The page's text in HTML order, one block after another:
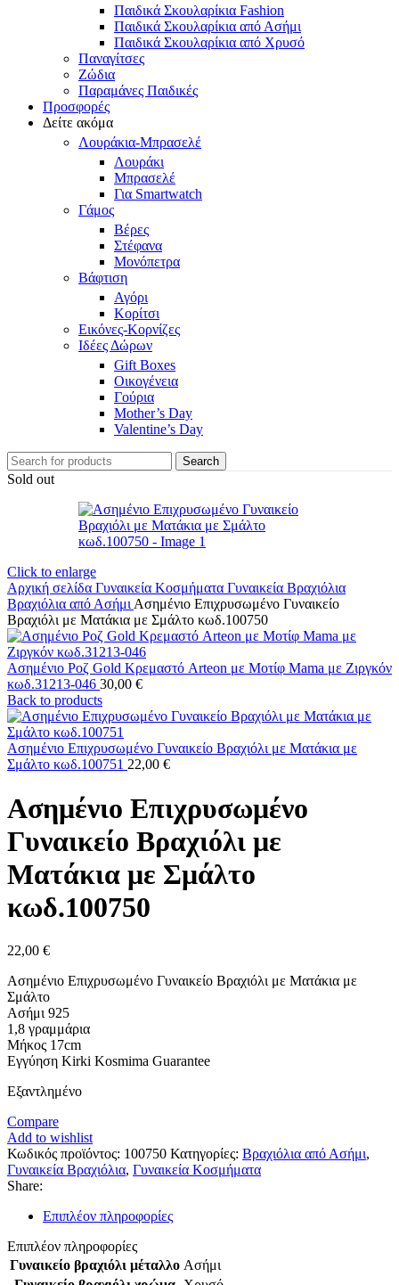
Παιδικά Σκουλαρίκια Fashion
Παιδικά Σκουλαρίκια από Ασήμι
Παιδικά Σκουλαρίκια από Χρυσό
Παναγίτσες
Ζώδια
Παραμάνες Παιδικές
Προσφορές
Δείτε ακόμα
Λουράκια-Μπρασελέ
Λουράκι
Μπρασελέ
Για Smartwatch
Γάμος
Βέρες
Στέφανα
Μονόπετρα
Βάφτιση
Αγόρι
Κορίτσι
Εικόνες-Κορνίζες
Ιδέες Δώρων
Gift Boxes
Οικογένεια
Γούρια
Mother’s Day
Valentine’s Day
Search
Sold out
Click to enlarge
Αρχική σελίδα Γυναικεία Κοσμήματα Γυναικεία Βραχιόλια
Βραχιόλια από Ασήμι Ασημένιο Επιχρυσωμένο Γυναικείο
Βραχιόλι με Ματάκια με Σμάλτο κωδ.100750
Ασημένιο Ροζ Gold Κρεμαστό Arteon με Μοτίφ Mama με Ζιργκόν
κωδ.31213-046 30,00 €
Back to products
Ασημένιο Επιχρυσωμένο Γυναικείο Βραχιόλι με Ματάκια με
Σμάλτο κωδ.100751 22,00 €
Ασημένιο Επιχρυσωμένο
Γυναικείο Βραχιόλι με
Ματάκια με Σμάλτο
κωδ.100750
22,00 €
Ασημένιο Επιχρυσωμένο Γυναικείο Βραχιόλι με Ματάκια με
Σμάλτο
Ασήμι 925
1,8 γραμμάρια
Μήκος 17cm
Εγγύηση Kirki Kosmima Guarantee
Εξαντλημένο
Compare
Add to wishlist
Κωδικός προϊόντος: 100750 Κατηγορίες: Βραχιόλια από Ασήμι,
Γυναικεία Βραχιόλια, Γυναικεία Κοσμήματα
Share:
Επιπλέον πληροφορίες
Επιπλέον πληροφορίες
Γυναικείο βραχιόλι μέταλλο Ασήμι